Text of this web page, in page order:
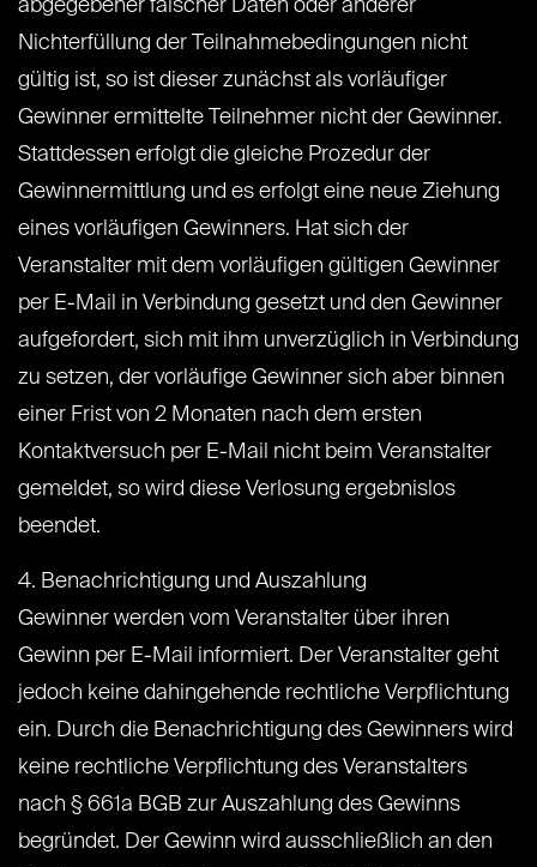
abgegebener falscher Daten oder anderer
Nichterfüllung der Teilnahmebedingungen nicht
gültig ist, so ist dieser zunächst als vorläufiger
Gewinner ermittelte Teilnehmer nicht der Gewinner.
Stattdessen erfolgt die gleiche Prozedur der
Gewinnermittlung und es erfolgt eine neue Ziehung
eines vorläufigen Gewinners. Hat sich der
Veranstalter mit dem vorläufigen gültigen Gewinner
per E-Mail in Verbindung gesetzt und den Gewinner
aufgefordert, sich mit ihm unverzüglich in Verbindung
zu setzen, der vorläufige Gewinner sich aber binnen
einer Frist von 2 Monaten nach dem ersten
Kontaktversuch per E-Mail nicht beim Veranstalter
gemeldet, so wird diese Verlosung ergebnislos
beendet.
4. Benachrichtigung und Auszahlung
Gewinner werden vom Veranstalter über ihren
Gewinn per E-Mail informiert. Der Veranstalter geht
jedoch keine dahingehende rechtliche Verpflichtung
ein. Durch die Benachrichtigung des Gewinners wird
keine rechtliche Verpflichtung des Veranstalters
nach § 661a BGB zur Auszahlung des Gewinns
begründet. Der Gewinn wird ausschließlich an den